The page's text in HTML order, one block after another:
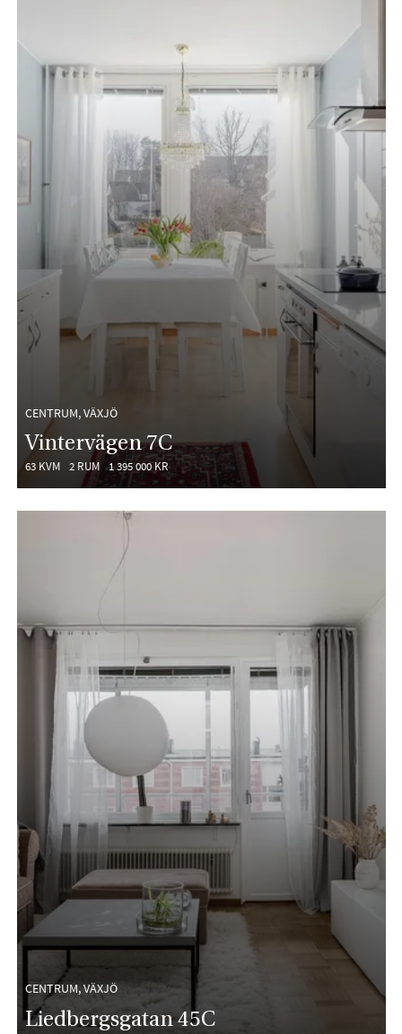
CENTRUM, VÄXJÖ
Vintervägen 7C
63 KVM 2 RUM 1 395 000 KR
CENTRUM, VÄXJÖ
Liedbergsgatan 45C